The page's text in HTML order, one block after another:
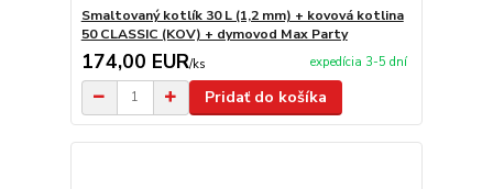
Smaltovaný kotlík 30 L (1,2 mm) + kovová kotlina
50 CLASSIC (KOV) + dymovod Max Party
174,00 EUR/ks expedícia 3-5 dní
Pridať do košíka